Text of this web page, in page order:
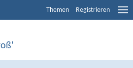
Themen Registrieren